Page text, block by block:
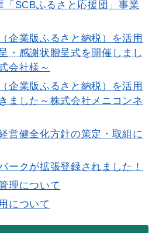
SCBふるさと応援団」事業
企業版ふるさと納税）を活用
・感謝状贈呈式を開催しまし
会社様～
企業版ふるさと納税）を活用
ました～株式会社メニコンネ
営健全化方針の策定・取組に
ークが拡張登録されました！
理について
について